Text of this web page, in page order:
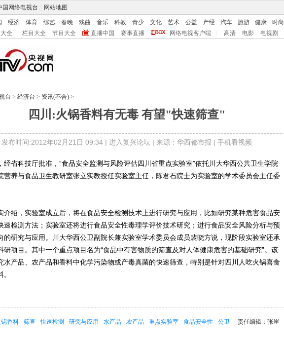
国网络电视台 网站地图
经济 体育 综艺 春晚 戏曲 音乐 科教 青少 文化 艺术 公益 产经 汽车 旅游 健康 时尚
全 栏目大全 节目大全 直播中国 赛事直播 网络电视客户端 高清 电影 电视剧
台 > 经济台 > 资讯(不合) >
四川:火锅香料有无毒 有望"快速筛查"
发布时间:2012年02月21日 09:34 | 进入复兴论坛| 来源：华西都市报 | 手机看视频
科技厅批准，“食品安全监测与风险评估四川省重点实验室”依托川大华西公共卫生学院
营养与食品卫生教研室张立实教授任实验室主任，陈君石院士为实验室的学术委员会主任委
绍，实验室成立后，将在食品安全检测技术上进行研究与应用，比如研究某种危害食品安
速检测方法；实验室还将进行食品安全性毒理学评价技术研究；进行食品安全风险分析与预
的研究与应用。川大华西公卫副院长兼实验室学术委员会成员裴晓方说，现阶段实验室还承
研项目。其中一个重点项目名为“食品中有害物质的筛查及对人体健康危害的基础研究”。该
水产品、农产品和香料中化学污染物或产毒真菌的快速筛查，特别是针对四川人吃火锅喜食
责任编辑：张崖
锅香料 筛查 快速检测 研究与应用 水产品 农产品 重点实验室 食品安全性
公卫